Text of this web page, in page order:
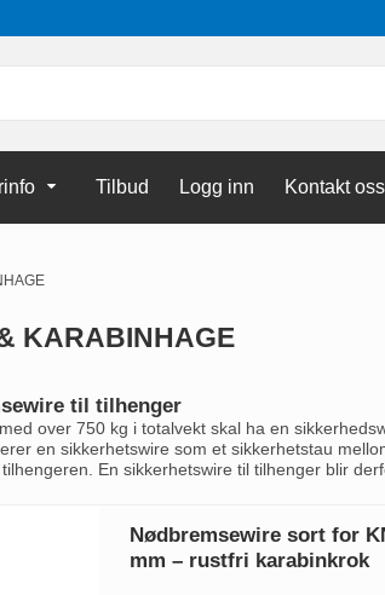
Tilbud Logg inn Kontakt oss
KARABINHAGE
til tilhenger
over 750 kg i totalvekt skal ha en
en sikkerhetswire som et sikkerhetstau
En sikkerhetswire til tilhenger blir
Nødbremsewire sort for
mm – rustfri karabinkrok